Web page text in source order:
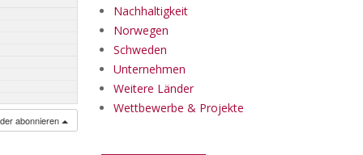
abonnieren
Nachhaltigkeit
Norwegen
Schweden
Unternehmen
Weitere Länder
Wettbewerbe & Projekte